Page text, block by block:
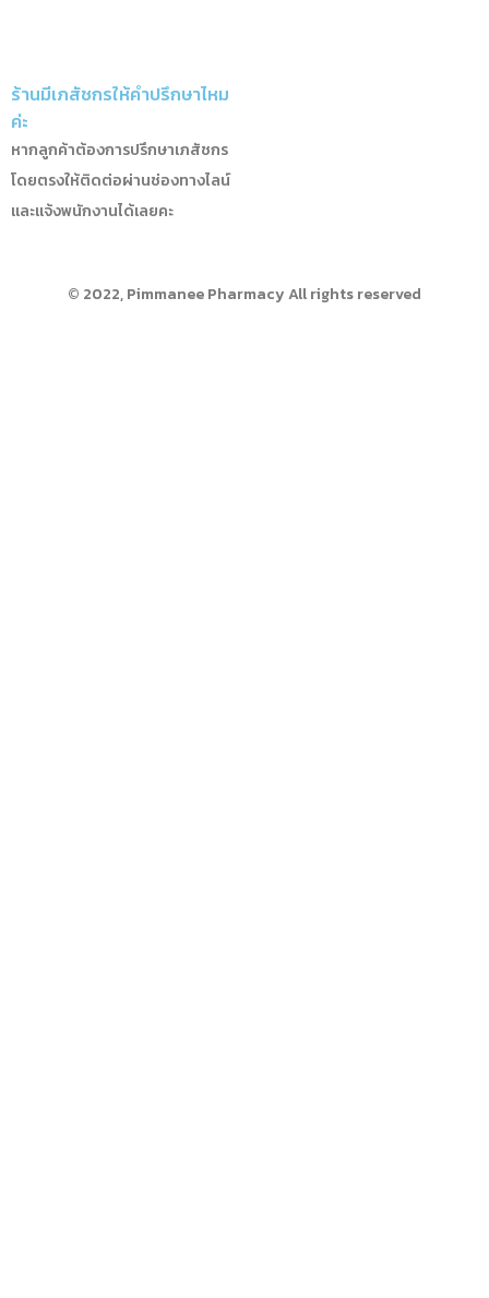
ร้านมีเภสัชกรให้คำปรึกษาไหม
ค่ะ
หากลูกค้าต้องการปรึกษาเภสัชกร
โดยตรงให้ติดต่อผ่านช่องทางไลน์
และแจ้งพนักงานได้เลยคะ
© 2022, Pimmanee Pharmacy All rights reserved